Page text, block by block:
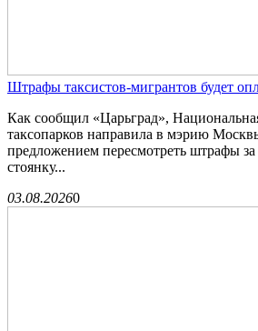
Штрафы таксистов-мигрантов будет
Как сообщил «Царьград»,
таксопарков направила в мэрию
предложением пересмотреть штрафы
стоянку...
03.08.20260